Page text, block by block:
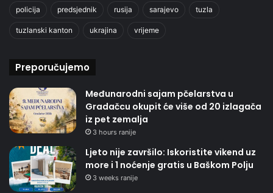
policija predsjednik rusija sarajevo tuzla
tuzlanski kanton ukrajina vrijeme
Preporučujemo
Međunarodni sajam pčelarstva u
Gradačcu okupit će više od 20 izlagača
iz pet zemalja
3 hours ranije
Ljeto nije završilo: Iskoristite vikend uz
more i 1 noćenje gratis u Baškom Polju
3 weeks ranije